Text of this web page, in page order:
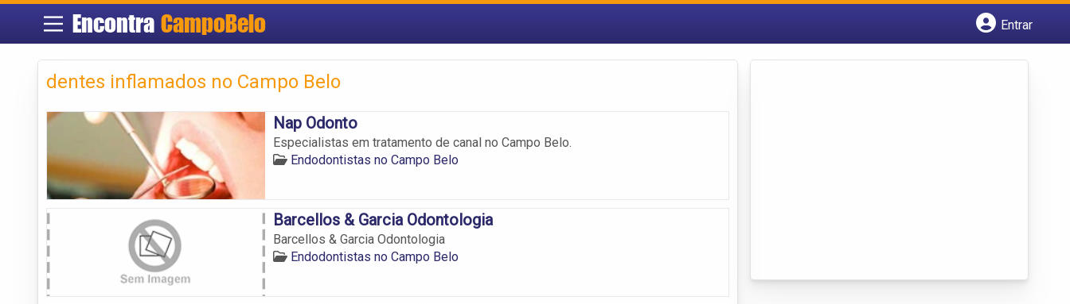
Encontra CampoBelo
Entrar
dentes inflamados no Campo Belo
Nap Odonto
Especialistas em tratamento de canal no Campo Belo.
Endodontistas no Campo Belo
Barcellos & Garcia Odontologia
Barcellos & Garcia Odontologia
Endodontistas no Campo Belo